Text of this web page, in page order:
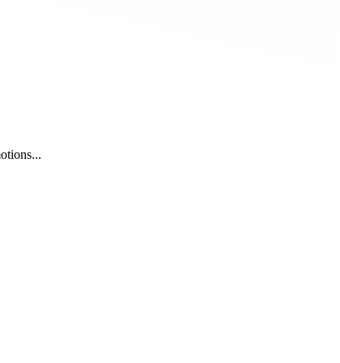
de confidentialité, en garantissant la conformité avec